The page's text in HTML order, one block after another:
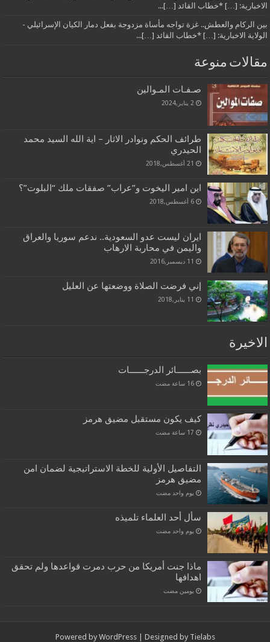
الاخبارية: […] *خطاب القائد […]...
بين الركام والعطش.. غزة تواجه مأساة مزدوجة بفعل دمار الكيان الإسرائيلي -
الولاية الاخبارية: […] *خطاب القائد […]...
مقالات منوعة
صـفـات المـوالين
2 يناير,2024
طرائف الحكم ونوادر الاثار – اية الله السيد محمد
الحيدري
21 أغسطس,2018
اين امير اليخوت و”عراب” صفقات ملك “البلوت”؟
6 أغسطس,2018
ايران ليست عدو السعودية.. ندعم سوريا والعراق
واليمن في محاربة الارهاب
11 ديسمبر,2016
إني فرضت الصلاة ووضعتها عن العليل
11 يناير,2018
الاخيرة
بصــــــائر الدرجــــــات
‏16 ساعة مضت
كيف يكون مستقبل مضيق هرمز
التفاصيل الأولية للخطة الاستراتيجية لضمان امن
مضيق هرمز
‏يوم واحد مضت
سأل أحد العلماء تلميذه
‏يوم واحد مضت
ماذا جنت أمريكا من حرب دمرت قواعدها ولم تحقق
اهدافها
‏يومين مضت
Powered by WordPress| Designed by Tielabs